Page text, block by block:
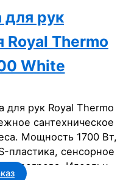
рук
Royal Thermo
White
для рук Royal Thermo
сантехническое
Мощность 1700 Вт,
пластика, сенсорное
перегрева. Идеально